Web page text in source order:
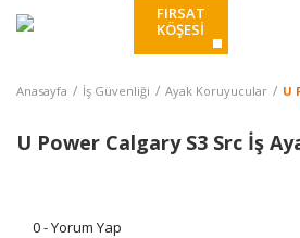
FIRSAT
KÖŞESİ
Anasayfa İş Güvenliği Ayak Koruyucular U
U Power Calgary S3 Src İş
0 - Yorum Yap